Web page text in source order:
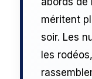
méritent
soir. Les
les